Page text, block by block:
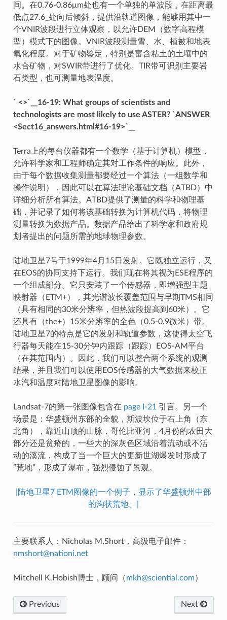
间。在0.76-0.86μm处也有一个单独的单波段，在距离最
低点27.6_处向后倾斜，提供沿轨道图像，能够用其中一
个VNIR波段进行立体观察，以允许DEM（数字高程模
型）模式下的图像。VNIR波段测量雪、水、植被和地表
氧化程度。对于矿物鉴定，特别是富含粘土的土壤中的
水合矿物，对SWIR带进行了优化。TIR带可识别主要岩
石类型，也可测量地表温度。
` <>`__16-19: What groups of scientists and
technologists are most likely to use ASTER? `ANSWER
<Sect16_answers.html#16-19>`__
Terra上的每台仪器都有一个数学（基于计算机）模型，
允许科学家和工程师确定其对工作条件的响应。此外，
由于每个数据收集测量都要经过一个算法（一组数学和
操作说明），因此可以在算法理论基础文档（ATBD）中
详细分析所有算法。ATBD提供了测量的科学和物理基
础，并记录了如何将该基础转换为计算机代码，将物理
测量转换为数据产品。数据产品给出了科学家和政府规
划者提出的问题所需的地球物理参数。
陆地卫星7号于1999年4月15日发射。它既独立运行，又
在EOS的协同支持下运行。我们现在将其视为ESE程序的
一个组成部分。它只安装了一个传感器，即增强型主题
映射器（ETM+），其光谱波长覆盖范围与早期TMS相同
（具有相同的30米分辨率，但热波段提高到60米）。它
还具有（the+）15米分辨率的全色（0.5-0.9微米）带。
陆地卫星7的特点是它的发射和轨道参数，这使得太空飞
行器每天能在15-30分钟内跟踪（跟踪）EOS-AM平台
（在其范围内）。因此，我们可以整合两个系统的观测
结果，并且我们可以使用EOS传感器的大气数据来校正
水汽和温度对陆地卫星图像的影响。
Landsat-7的第一张图像包含在 page I-21
引言。另一个
场景是：华盛顿州东部的全貌，斯波坎位于右上角（东
北角），靠近山顶的山脉，哥伦比亚河，4月份的农田大
部分还是贫瘠的，一些大的深灰色区域沿着流动或不活
动的溪流，构成了当一个巨大的更新世湖爆发时形成了
“荒地”，形成了瀑布，强烈侵蚀了景观。
|陆地卫星7 ETM图像的一个例子，显示了华盛顿州中部
的沟状荒地。|
主要联系人：Nicholas M.Short，高级电子邮件：
nmshort@nationi.net
Mitchell K.Hobish博士，顾问（mkh@sciential .com）
Next
Previous